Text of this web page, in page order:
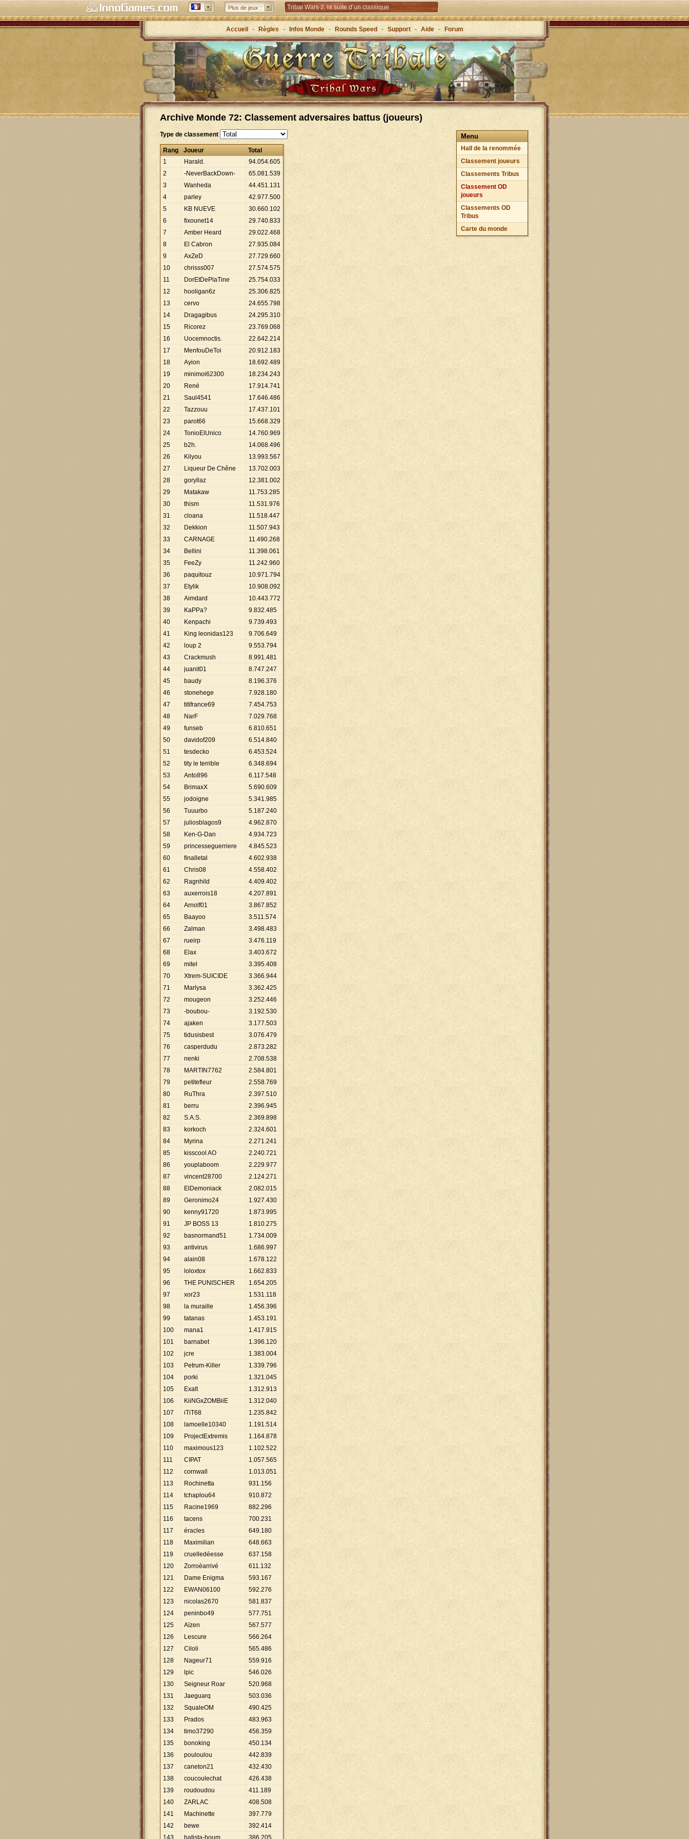
Plus de jeux : Tribal Wars 2, la suite d’un classique
Forge of Empires – Stratégie à travers les âges
Grepolis – Fondez un royaume en Grèce antique !
Accueil - Règles - Infos Monde - Rounds Speed - Support - Aide - Forum
Archive Monde 72: Classement adversaires battus (joueurs)
Menu
Hall de la renommée
Classement joueurs
Classements Tribus
Classement OD
joueurs
Classements OD
Tribus
Carte du monde
Type de classement
Rang Joueur
Total
1
Harald. 94.054.605
2
-NeverBackDown- 65.081.539
3
Wanheda 44.451.131
4
parley 42.977.500
5
KB NUEVE 30.660.102
6
fixounet14 29.740.833
7
Amber Heard 29.022.468
8
El Cabron 27.935.084
9
AxZeD 27.729.660
10
chrisss007 27.574.575
11
DorEtDePlaTine 25.754.033
12
hooligan6z 25.306.825
13
cervo 24.655.798
14
Dragagibus 24.295.310
15
Ricorez 23.769.068
16
Uocemnoctis. 22.642.214
17
MenfouDeToi 20.912.183
18
Ayion 18.692.489
19
minimoi62300 18.234.243
20
René 17.914.741
21
Saul4541 17.646.486
22
Tazzouu 17.437.101
23
parot66 15.668.329
24
TonioElUnico 14.760.969
25
b2h. 14.068.496
26
Kilyou 13.993.567
27
Liqueur De Chêne 13.702.003
28
goryllaz 12.381.002
29
Matakaw 11.753.285
30
thism 11.531.976
31
cloana 11.518.447
32
Dekkion 11.507.943
33
CARNAGE 11.490.268
34
Bellini 11.398.061
35
FeeZy 11.242.960
36
paquitouz 10.971.794
37
Etylik 10.908.092
38
Aimdard 10.443.772
39
KaPPa? 9.832.485
40
Kenpachi 9.739.493
41
King leonidas123 9.706.649
42
loup 2 9.553.794
43
Crackmush 8.991.481
44
juanit01 8.747.247
45
baudy 8.196.376
46
stonehege 7.928.180
47
titifrance69 7.454.753
48
NarF 7.029.768
49
funseb 6.810.651
50
davidof209 6.514.840
51
tesdecko 6.453.524
52
tity le terrible 6.348.694
53
Anto896 6.117.548
54
BrimaxX 5.690.609
55
jodoigne 5.341.985
56
Tuuurbo 5.187.240
57
juliosblagos9 4.962.870
58
Ken-G-Dan 4.934.723
59
princesseguerriere 4.845.523
60
finalletal 4.602.938
61
Chris08 4.558.402
62
Ragnhild 4.409.402
63
auxerrois18 4.207.891
64
Arnolf01 3.867.852
65
Baayoo 3.511.574
66
Zalman 3.498.483
67
rueirp 3.476.119
68
Elax 3.403.672
69
mitel 3.395.408
70
Xtrem-SUICIDE 3.366.944
71
Marlysa 3.362.425
72
mougeon 3.252.446
73
-boubou- 3.192.530
74
ajaken 3.177.503
75
tidusisbest 3.076.479
76
casperdudu 2.873.282
77
nenki 2.708.538
78
MARTIN7762 2.584.801
79
petitefleur 2.558.769
80
RuThra 2.397.510
81
berru 2.396.945
82
S.A.S. 2.369.898
83
korkoch 2.324.601
84
Myrina 2.271.241
85
kisscool AO 2.240.721
86
youplaboom 2.229.977
87
vincent28700 2.124.271
88
ElDemoniack 2.082.015
89
Geronimo24 1.927.430
90
kenny91720 1.873.995
91
JP BOSS 13 1.810.275
92
basnormand51 1.734.009
93
antivirus 1.686.997
94
alain08 1.678.122
95
loloxtox 1.662.833
96
THE PUNISCHER 1.654.205
97
xor23 1.531.118
98
la muraille 1.456.396
99
tatanas 1.453.191
100
mana1 1.417.915
101
barnabet 1.396.120
102
jcre 1.383.004
103
Petrum-Killer 1.339.796
104
porki 1.321.045
105
Exalt 1.312.913
106
KiiNGxZOMBiiE 1.312.040
107
iTiT68 1.235.842
108
lamoelle10340 1.191.514
109
ProjectExtremis 1.164.878
110
maximous123 1.102.522
111
CIPAT 1.057.565
112
cornwall 1.013.051
113
Rochinetta 931.156
114
tchaplou64 910.872
115
Racine1969 882.296
116
tacens 700.231
117
éracles 649.180
118
Maximilian 648.663
119
cruelledéesse 637.158
120
Zorroèarrivé 611.132
121
Dame Enigma 593.167
122
EWAN06100 592.276
123
nicolas2670 581.837
124
peninbo49 577.751
125
Aïzen 567.577
126
Lescure 566.264
127
Ciloli 565.486
128
Nageur71 559.916
129
lpic 546.026
130
Seigneur Roar 520.968
131
Jaeguarq 503.036
132
SqualeOM 490.425
133
Prados 483.963
134
timo37290 456.359
135
bonoking 450.134
136
pouloulou 442.839
137
caneton21 432.430
138
coucoulechat 426.438
139
roudoudou 411.189
140
ZARLAC 408.508
141
Machinette 397.779
142
bewe 392.414
143
batista-boum 386 205